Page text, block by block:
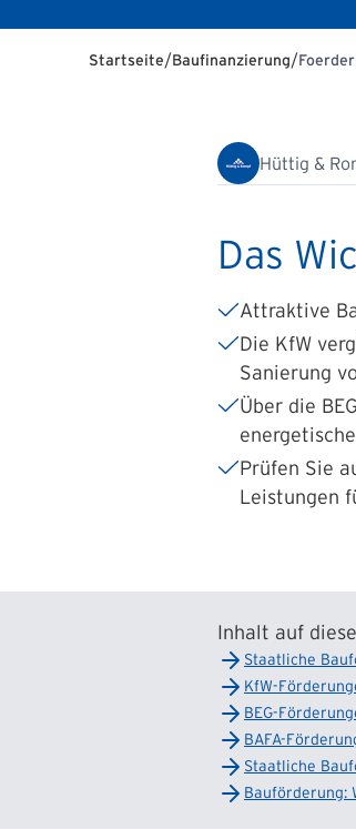
Startseite/Baufinanzierung/
Hüttig &
Das
Attraktive
Die KfW
Sanierung
Über die
energetische
Prüfen Sie
Leistungen
Inhalt auf
Staatliche
KfW-
BEG-
BAFA-
Staatliche
Bauförderung: